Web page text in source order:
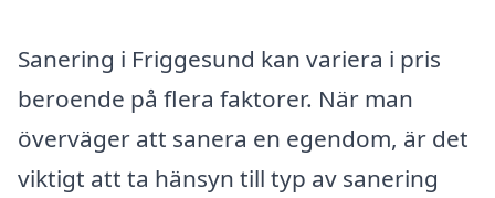
Sanering i Friggesund kan variera i pris
beroende på flera faktorer. När man
överväger att sanera en egendom, är det
viktigt att ta hänsyn till typ av sanering